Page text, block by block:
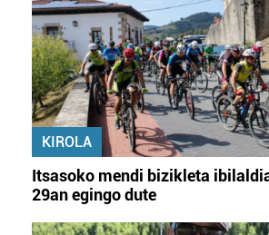
KIROLA
Itsasoko mendi bizikleta
29an egingo dute